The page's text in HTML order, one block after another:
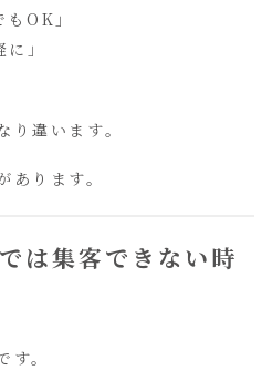
OK」
」
り違います。
あります。
集客できない時
。